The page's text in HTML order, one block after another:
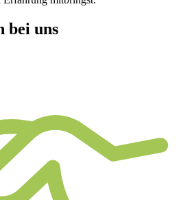
bei uns